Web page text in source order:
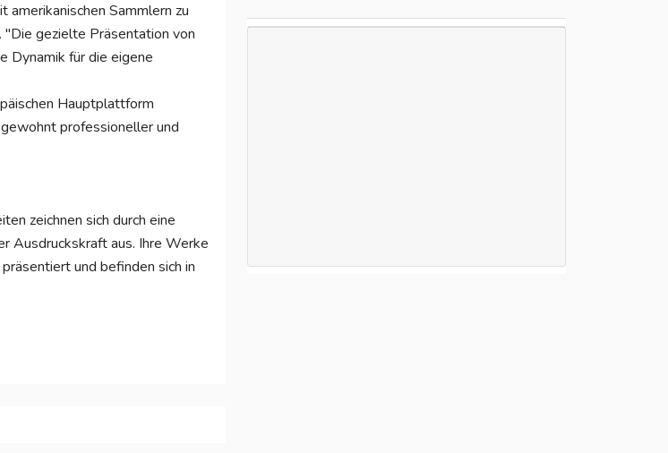
Sammlern zu
"Die gezielte Präsentation von
Dynamik für die eigene
Hauptplattform
professioneller und
zeichnen sich durch eine
Ausdruckskraft aus. Ihre Werke
und befinden sich in